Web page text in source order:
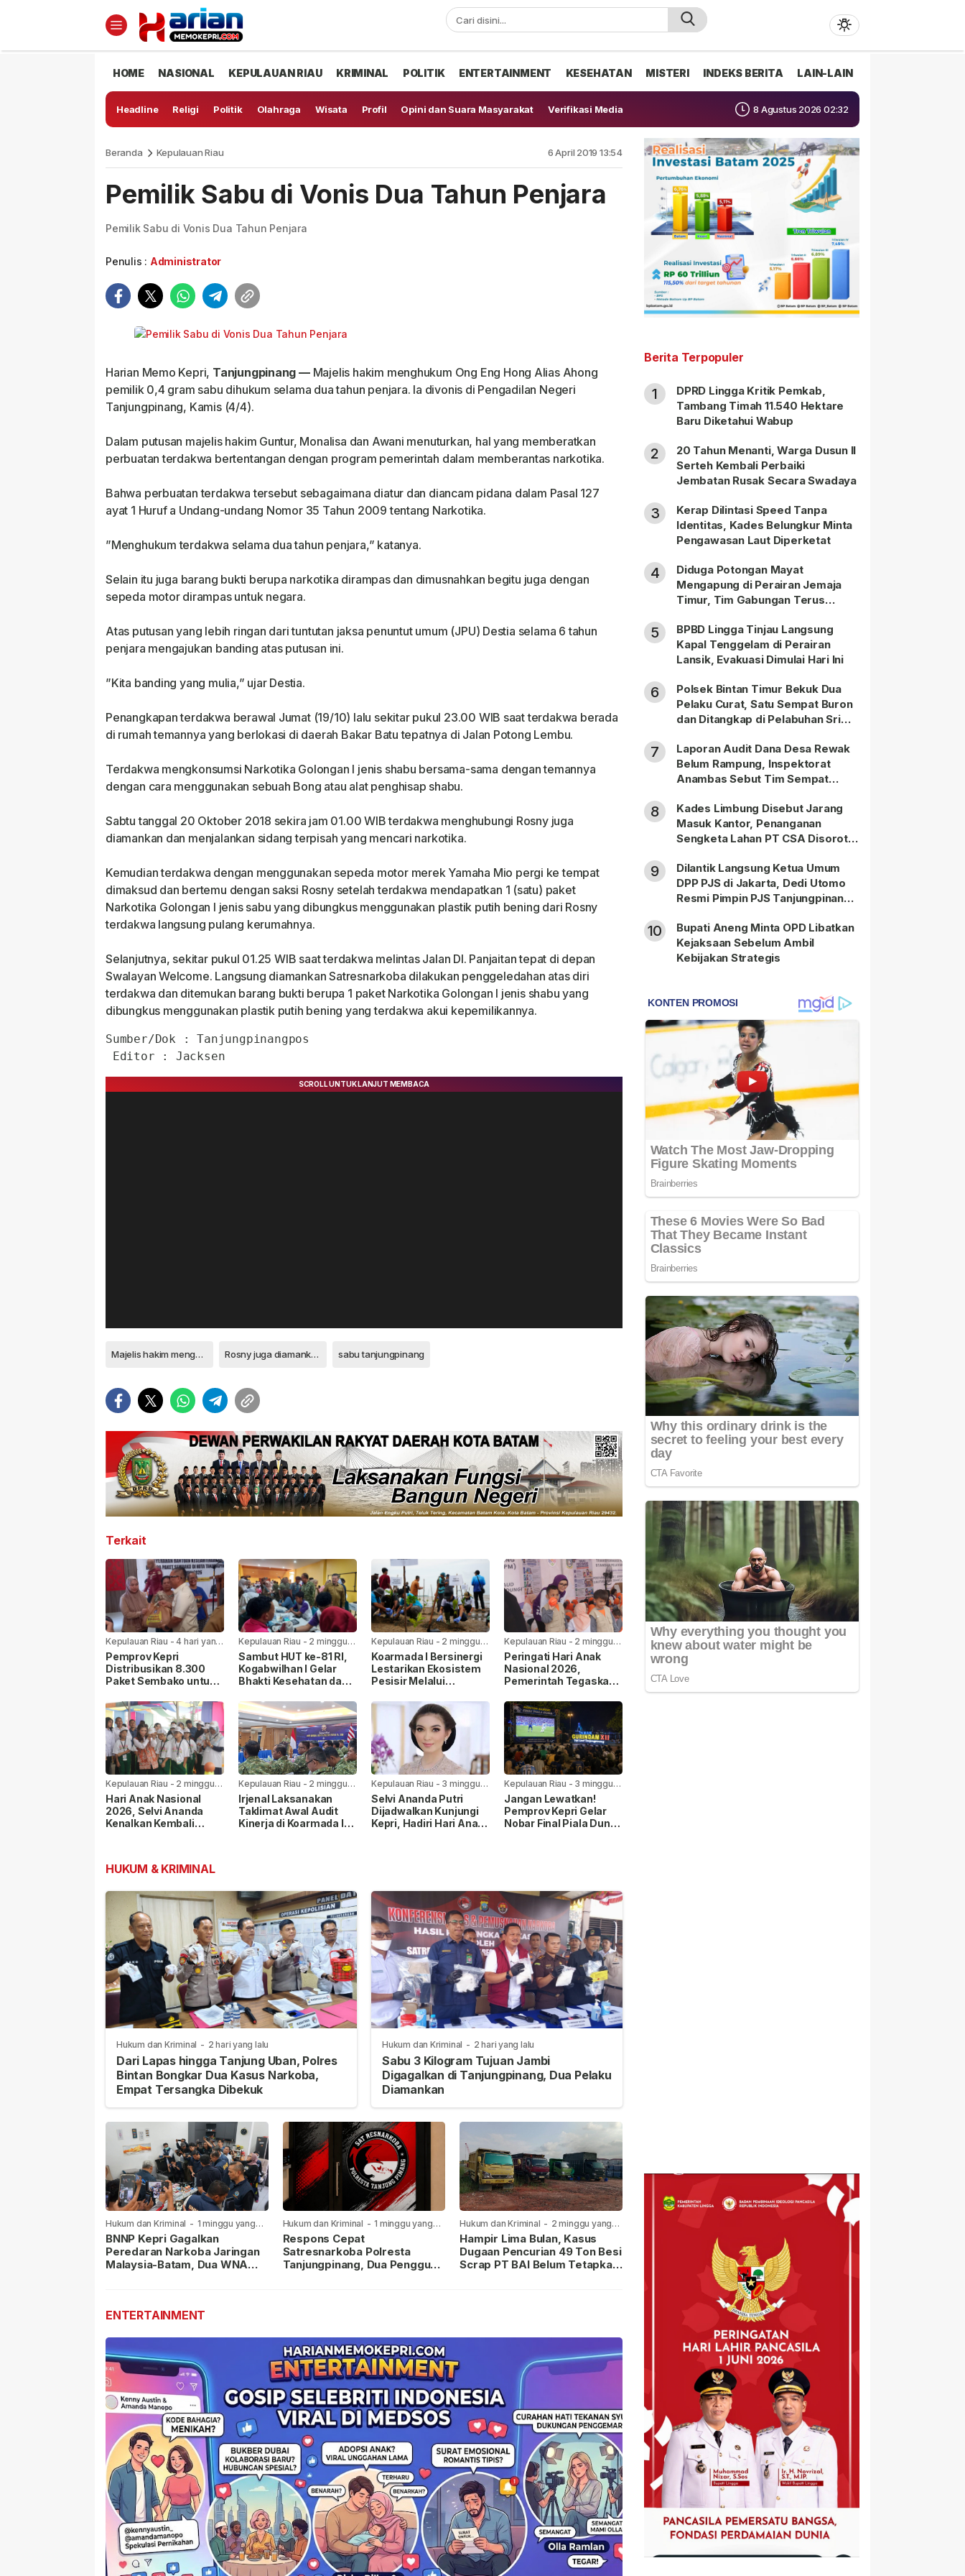
HOME NASIONAL KEPULAUAN RIAU KRIMINAL POLITIK ENTERTAINMENT KESEHATAN MISTERI INDEKS BERITA LAIN-LAIN
Headline Religi Politik Olahraga Wisata Profil Opini dan Suara Masyarakat Verifikasi Media 8 Agustus 2026 02:32
Beranda Kepulauan Riau 6 April 2019 13:54
Pemilik Sabu di Vonis Dua Tahun Penjara
Pemilik Sabu di Vonis Dua Tahun Penjara
Penulis : Administrator
Harian Memo Kepri, Tanjungpinang — Majelis hakim menghukum Ong Eng Hong Alias Ahong
pemilik 0,4 gram sabu dihukum selama dua tahun penjara. Ia divonis di Pengadilan Negeri
Tanjungpinang, Kamis (4/4).
Dalam putusan majelis hakim Guntur, Monalisa dan Awani menuturkan, hal yang memberatkan
perbuatan terdakwa bertentangan dengan program pemerintah dalam memberantas narkotika.
Bahwa perbuatan terdakwa tersebut sebagaimana diatur dan diancam pidana dalam Pasal 127
ayat 1 Huruf a Undang-undang Nomor 35 Tahun 2009 tentang Narkotika.
”Menghukum terdakwa selama dua tahun penjara,” katanya.
Selain itu juga barang bukti berupa narkotika dirampas dan dimusnahkan begitu juga dengan
sepeda motor dirampas untuk negara.
Atas putusan yang lebih ringan dari tuntutan jaksa penuntut umum (JPU) Destia selama 6 tahun
penjara mengajukan banding atas putusan ini.
”Kita banding yang mulia,” ujar Destia.
Penangkapan terdakwa berawal Jumat (19/10) lalu sekitar pukul 23.00 WIB saat terdakwa berada
di rumah temannya yang berlokasi di daerah Bakar Batu tepatnya di Jalan Potong Lembu.
Terdakwa mengkonsumsi Narkotika Golongan I jenis shabu bersama-sama dengan temannya
dengan cara menggunakan sebuah Bong atau alat penghisap shabu.
Sabtu tanggal 20 Oktober 2018 sekira jam 01.00 WIB terdakwa menghubungi Rosny juga
diamankan dan menjalankan sidang terpisah yang mencari narkotika.
Kemudian terdakwa dengan menggunakan sepeda motor merek Yamaha Mio pergi ke tempat
dimaksud dan bertemu dengan saksi Rosny setelah terdakwa mendapatkan 1 (satu) paket
Narkotika Golongan I jenis sabu yang dibungkus menggunakan plastik putih bening dari Rosny
terdakwa langsung pulang kerumahnya.
Selanjutnya, sekitar pukul 01.25 WIB saat terdakwa melintas Jalan DI. Panjaitan tepat di depan
Swalayan Welcome. Langsung diamankan Satresnarkoba dilakukan penggeledahan atas diri
terdakwa dan ditemukan barang bukti berupa 1 paket Narkotika Golongan I jenis shabu yang
dibungkus menggunakan plastik putih bening yang terdakwa akui kepemilikannya.
Sumber/Dok : Tanjungpinangpos
Editor : Jacksen
Majelis hakim menghukum Ong Eng Hong Alias Ahong pemilik sabu Rosny juga diamankan dan menjalankan sidang terpisah sabu tanjungpinang
Terkait
Kepulauan Riau -4 hari yang
lalu
Pemprov Kepri
Distribusikan 8.300
Paket Sembako untuk
Kabupaten/Kota
Kepulauan Riau - 2 minggu
yang lalu
Sambut HUT ke-81 RI,
Kogabwilhan I Gelar
Bhakti Kesehatan dan
Tanjungpinang
Kepulauan Riau - 2 minggu
yang lalu
Koarmada I Bersinergi
Lestarikan Ekosistem
Pesisir Melalui
Kepulauan Riau - 2 minggu
yang lalu
Peringati Hari Anak
Nasional 2026,
Pemerintah Tegaskan
Anak
Kepulauan Riau - 2 minggu
yang lalu
Hari Anak Nasional
2026, Selvi Ananda
Kenalkan Kembali
Kepulauan Riau - 2 minggu
yang lalu
Irjenal Laksanakan
Taklimat Awal Audit
Kinerja di Koarmada I,
Kepulauan Riau - 3 minggu
yang lalu
Selvi Ananda Putri
Dijadwalkan Kunjungi
Kepri, Hadiri Hari Anak
Kepulauan Riau - 3 minggu
yang lalu
Jangan Lewatkan!
Pemprov Kepri Gelar
Nobar Final Piala Dunia
HUKUM & KRIMINAL
Hukum dan Kriminal - 2 hari yang lalu
Dari Lapas hingga Tanjung Uban, Polres
Bintan Bongkar Dua Kasus Narkoba,
Empat Tersangka Dibekuk
Hukum dan Kriminal - 2 hari yang lalu
Sabu 3 Kilogram Tujuan Jambi
Digagalkan di Tanjungpinang, Dua Pelaku
Diamankan
Hukum dan Kriminal - 1 minggu yang
lalu
BNNP Kepri Gagalkan
Peredaran Narkoba Jaringan
Malaysia-Batam, Dua WNA
Hukum dan Kriminal - 1 minggu yang
lalu
Respons Cepat
Satresnarkoba Polresta
Tanjungpinang, Dua Pengguna
Hukum dan Kriminal - 2 minggu yang
lalu
Hampir Lima Bulan, Kasus
Dugaan Pencurian 49 Ton Besi
Scrap PT BAI Belum Tetapkan
ENTERTAINMENT
Berita Terpopuler
1
DPRD Lingga Kritik Pemkab,
Tambang Timah 11.540 Hektare
Baru Diketahui Wabup
2
20 Tahun Menanti, Warga Dusun II
Serteh Kembali Perbaiki
Jembatan Rusak Secara Swadaya
3
Kerap Dilintasi Speed Tanpa
Identitas, Kades Belungkur Minta
Pengawasan Laut Diperketat
4
Diduga Potongan Mayat
Mengapung di Perairan Jemaja
Timur, Tim Gabungan Terus
5
BPBD Lingga Tinjau Langsung
Kapal Tenggelam di Perairan
Lansik, Evakuasi Dimulai Hari Ini
6
Polsek Bintan Timur Bekuk Dua
Pelaku Curat, Satu Sempat Buron
dan Ditangkap di Pelabuhan Sri
7
Laporan Audit Dana Desa Rewak
Belum Rampung, Inspektorat
Anambas Sebut Tim Sempat
8
Kades Limbung Disebut Jarang
Masuk Kantor, Penanganan
Sengketa Lahan PT CSA Disorot
9
Dilantik Langsung Ketua Umum
DPP PJS di Jakarta, Dedi Utomo
Resmi Pimpin PJS Tanjungpinang-
10
Bupati Aneng Minta OPD Libatkan
Kejaksaan Sebelum Ambil
Kebijakan Strategis